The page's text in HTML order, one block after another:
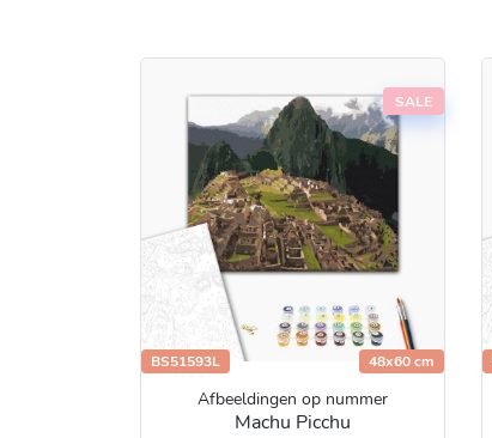
SALE
BS51593L 48x60 cm
Afbeeldingen op nummer
Machu Picchu